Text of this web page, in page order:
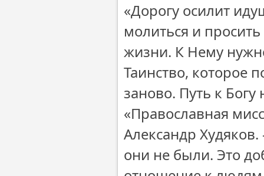
«Дорогу осилит
молиться и
жизни. К Нему
Таинство, которое
заново. Путь к Богу
«Православная
Александр
они не были. Это